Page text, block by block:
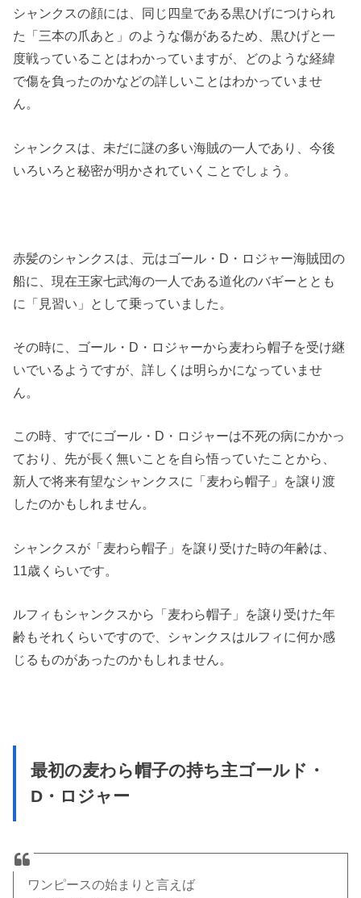
シャンクスの顔には、同じ四皇である黒ひげにつけられ
た「三本の爪あと」のような傷があるため、黒ひげと一
度戦っていることはわかっていますが、どのような経緯
で傷を負ったのかなどの詳しいことはわかっていませ
ん。
シャンクスは、未だに謎の多い海賊の一人であり、今後
いろいろと秘密が明かされていくことでしょう。
赤髪のシャンクスは、元はゴール・D・ロジャー海賊団の
船に、現在王家七武海の一人である道化のバギーととも
に「見習い」として乗っていました。
その時に、ゴール・D・ロジャーから麦わら帽子を受け継
いでいるようですが、詳しくは明らかになっていませ
ん。
この時、すでにゴール・D・ロジャーは不死の病にかかっ
ており、先が長く無いことを自ら悟っていたことから、
新人で将来有望なシャンクスに「麦わら帽子」を譲り渡
したのかもしれません。
シャンクスが「麦わら帽子」を譲り受けた時の年齢は、
11歳くらいです。
ルフィもシャンクスから「麦わら帽子」を譲り受けた年
齢もそれくらいですので、シャンクスはルフィに何か感
じるものがあったのかもしれません。
最初の麦わら帽子の持ち主ゴールド・
D・ロジャー
ワンピースの始まりと言えば